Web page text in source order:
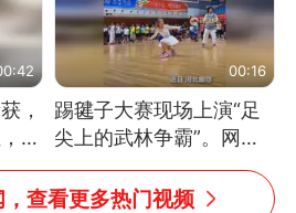
，
用
00:16
踢毽子大赛现场上演“足
尖上的武林争霸”。网
友：这哪是踢毽子，分明
是武侠片现场！#睡个好
查看更多热门视频